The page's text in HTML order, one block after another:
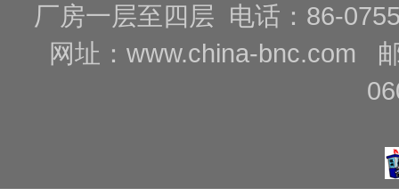
厂房一层至四层 电话：86-
网址： www.china-bnc.com